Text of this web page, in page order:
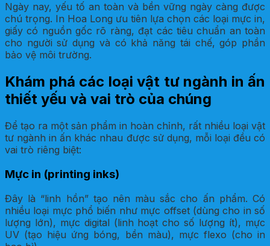
Ngày nay, yếu tố an toàn và bền vững ngày càng được
chú trọng. In Hoa Long ưu tiên lựa chọn các loại mực in,
giấy có nguồn gốc rõ ràng, đạt các tiêu chuẩn an toàn
cho người sử dụng và có khả năng tái chế, góp phần
bảo vệ môi trường.
Khám phá các loại vật tư ngành in ấn
thiết yếu và vai trò của chúng
Để tạo ra một sản phẩm in hoàn chỉnh, rất nhiều loại vật
tư ngành in ấn khác nhau được sử dụng, mỗi loại đều có
vai trò riêng biệt:
Mực in (printing inks)
Đây là “linh hồn” tạo nên màu sắc cho ấn phẩm. Có
nhiều loại mực phổ biến như mực offset (dùng cho in số
lượng lớn), mực digital (linh hoạt cho số lượng ít), mực
UV (tạo hiệu ứng bóng, bền màu), mực flexo (cho in